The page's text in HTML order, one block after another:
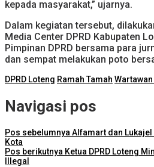
kepada masyarakat,” ujarnya.
Dalam kegiatan tersebut,
Media Center DPRD Kabupaten
Pimpinan DPRD bersama para
dan sempat melakukan poto
DPRD Loteng Ramah Tamah
Navigasi pos
Pos sebelumnyaAlfamart dan
Kota
Pos berikutnya Ketua DPRD Loteng
Illegal